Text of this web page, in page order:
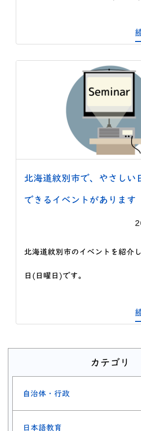
北海道紋別市で、やさしい
できるイベントがあります
北海道紋別市のイベントを紹介
日(日曜日)です。
カテゴリ
自治体・行政
日本語教育